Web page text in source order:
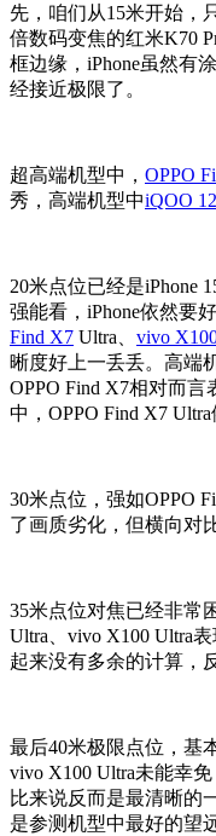
先，咱们从15米开始，
倍数码变焦的红米K70
框边缘，iPhone虽然有
经接近极限了。
超高端机型中， OPPO
秀，高端机型中iQOO
20米点位已经是iPhone
强能看，iPhone依然要
Find X7 Ultra、 vivo
晰度好上一丢丢。高端
OPPO Find X7相对而
中，OPPO Find X7 Ultra
30米点位，强如OPPO
了画质劣化，但横向对
35米点位对焦已经非常
Ultra、vivo X100 Ultra表
起来没有多余的计算，
最后40米极限点位，基
vivo X100 Ultra未能幸
比来说反而是最清晰的
是参测机型中最好的望